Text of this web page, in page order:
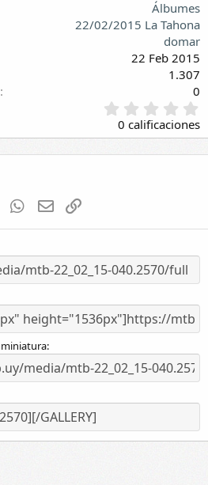
Álbumes
22/02/2015 La Tahona
domar
22 Feb 2015
1.307
0
,
0
0
l
(
)
0 calificaciones
Tumblr WhatsApp
E-mail
miniatura